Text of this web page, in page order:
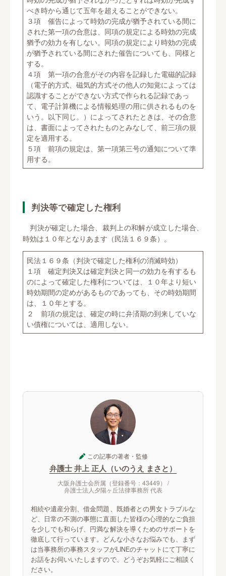
べき時から通じて五年を超えることができない。
３項 催告によって時効の完成が猶予されている間に
された第一項の合意は、同項の規定による時効の完成
猶予の効力を有しない。同項の規定により時効の完成
が猶予されている間にされた催告についても、同様と
する。
４項 第一項の合意がその内容を記録した電磁的記録
（電子的方式、磁気的方式その他人の知覚によっては
認識することができない方式で作られる記録であっ
て、電子計算機による情報処理の用に供されるものを
いう。以下同じ。）によってされたときは、その合意
は、書面によってされたものとみなして、前三項の規
定を適用する。
５項 前項の規定は、第一項第三号の通知について準
用する。
判決等で確定した権利
判決が確定した場合、裁判上の和解が成立した場合、
時効は１０年となりあます（民法１６９条）。
民法１６９条（判決で確定した権利の消滅時効）
１項 確定判決又は確定判決と同一の効力を有するも
のによって確定した権利については、１０年より短い
時効期間の定めがあるものであっても、その時効期間
は、１０年とする。
２ 前項の規定は、確定の時に弁済期の到来していな
い債権については、適用しない。
この記事の著者・監修
弁護士 井上 正人（いのうえ まさと）
大阪弁護士会所属（登録番号：43449） /
弁護士法人夕陽ヶ丘法律事務所 代表
相続や遺産分割、借金問題、既婚者との男女トラブルな
ど、日常の不測の事態に直面した皆様の心理的なご負担
を少しでも和らげ、円満な解決を導くためのサポートを
徹底して行っています。どんな小さなお悩みでも、まず
は当事務所の事務スタッフがLINEのチャットにて丁寧に
お話をお伺いいたしますので、どうぞお気軽にご相談く
ださい。